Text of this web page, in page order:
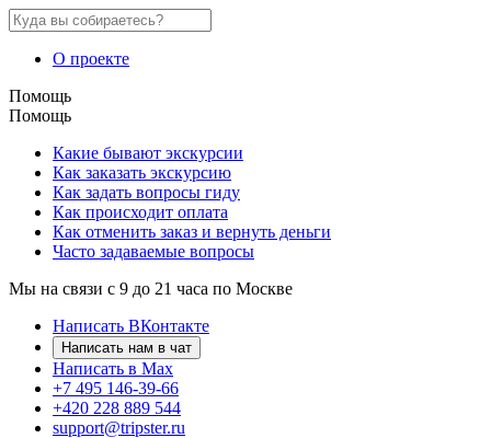
О проекте
Помощь
Помощь
Какие бывают экскурсии
Как заказать экскурсию
Как задать вопросы гиду
Как происходит оплата
Как отменить заказ и вернуть деньги
Часто задаваемые вопросы
Мы на связи с 9 до 21 часа по Москве
Написать ВКонтакте
Написать нам в чат
Написать в Max
+7 495 146-39-66
+420 228 889 544
support@tripster.ru